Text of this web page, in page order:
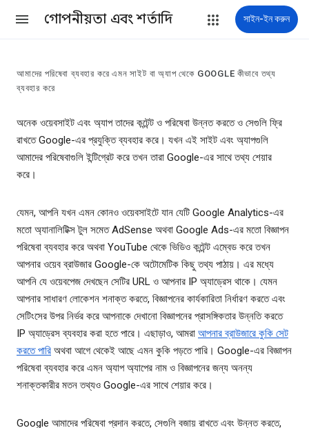
গোপনীয়তা এবং শর্তাদি সাইন-ইন করুন
আমাদের পরিষেবা ব্যবহার করে এমন সাইট বা অ্যাপ থেকে GOOGLE কীভাবে তথ্য
ব্যবহার করে
অনেক ওয়েবসাইট এবং অ্যাপ তাদের কন্টেন্ট ও পরিষেবা উন্নত করতে ও সেগুলি ফ্রি
রাখতে Google-এর প্রযুক্তি ব্যবহার করে। যখন এই সাইট এবং অ্যাপগুলি
আমাদের পরিষেবাগুলি ইন্টিগ্রেট করে তখন তারা Google-এর সাথে তথ্য শেয়ার
করে।
যেমন, আপনি যখন এমন কোনও ওয়েবসাইটে যান যেটি Google Analytics-এর
মতো অ্যানালিটিক্স টুল সমেত AdSense অথবা Google Ads-এর মতো বিজ্ঞাপন
পরিষেবা ব্যবহার করে অথবা YouTube থেকে ভিডিও কন্টেন্ট এম্বেড করে তখন
আপনার ওয়েব ব্রাউজার Google-কে অটোমেটিক কিছু তথ্য পাঠায়। এর মধ্যে
আপনি যে ওয়েবপেজ দেখছেন সেটির URL ও আপনার IP অ্যাড্রেস থাকে। যেমন
আপনার সাধারণ লোকেশন শনাক্ত করতে, বিজ্ঞাপনের কার্যকারিতা নির্ধারণ করতে এবং
সেটিংসের উপর নির্ভর করে আপনাকে দেখানো বিজ্ঞাপনের প্রাসঙ্গিকতার উন্নতি করতে
IP অ্যাড্রেস ব্যবহার করা হতে পারে। এছাড়াও, আমরা আপনার ব্রাউজারে কুকি সেট
করতে পারি অথবা আগে থেকেই আছে এমন কুকি পড়তে পারি। Google-এর বিজ্ঞাপন
পরিষেবা ব্যবহার করে এমন অ্যাপ অ্যাপের নাম ও বিজ্ঞাপনের জন্য অনন্য
শনাক্তকারীর মতন তথ্যও Google-এর সাথে শেয়ার করে।
Google আমাদের পরিষেবা প্রদান করতে, সেগুলি বজায় রাখতে এবং উন্নত করতে,